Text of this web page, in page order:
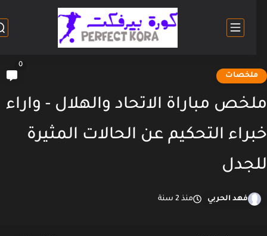
مباراة الاتحاد والهلال - واراء
التحكيم عن الحالات المثيرة
فهد الحربي منذ 2 سنة